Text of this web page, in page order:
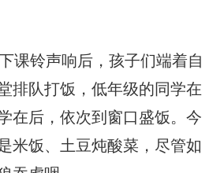
铃声响后，孩子们端着自
排队打饭，低年级的同学在
在后，依次到窗口盛饭。今
米饭、土豆炖酸菜，尽管如